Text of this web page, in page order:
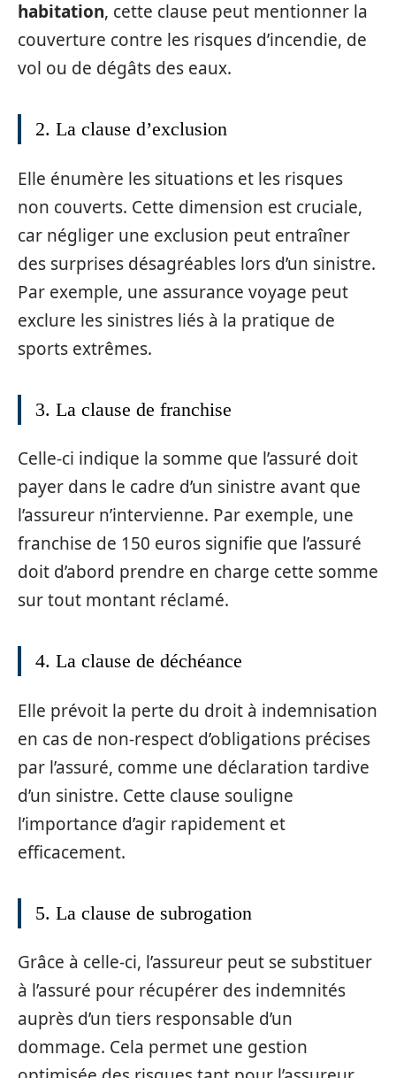
habitation, cette clause peut mentionner la
couverture contre les risques d’incendie, de
vol ou de dégâts des eaux.
2. La clause d’exclusion
Elle énumère les situations et les risques
non couverts. Cette dimension est cruciale,
car négliger une exclusion peut entraîner
des surprises désagréables lors d’un sinistre.
Par exemple, une assurance voyage peut
exclure les sinistres liés à la pratique de
sports extrêmes.
3. La clause de franchise
Celle-ci indique la somme que l’assuré doit
payer dans le cadre d’un sinistre avant que
l’assureur n’intervienne. Par exemple, une
franchise de 150 euros signifie que l’assuré
doit d’abord prendre en charge cette somme
sur tout montant réclamé.
4. La clause de déchéance
Elle prévoit la perte du droit à indemnisation
en cas de non-respect d’obligations précises
par l’assuré, comme une déclaration tardive
d’un sinistre. Cette clause souligne
l’importance d’agir rapidement et
efficacement.
5. La clause de subrogation
Grâce à celle-ci, l’assureur peut se substituer
à l’assuré pour récupérer des indemnités
auprès d’un tiers responsable d’un
dommage. Cela permet une gestion